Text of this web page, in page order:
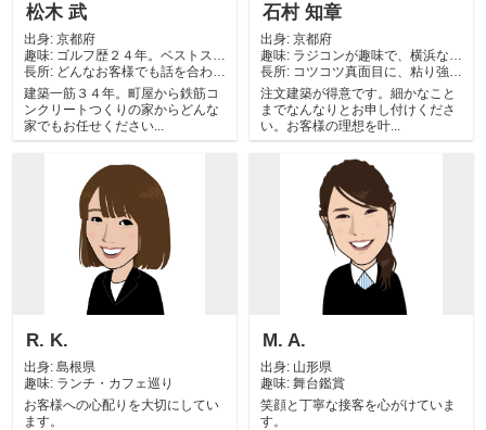
松木 武
出身: 京都府
趣味: ゴルフ歴２４年。ベストスコ
ア８２！！ 最...
長所: どんなお客様でも話を合わせ
て粘り強く誠実...
建築一筋３４年。町屋から鉄筋コ
ンクリートつくりの家からどんな
家でもお任せください...
石村 知章
出身: 京都府
趣味: ラジコンが趣味で、横浜など
試合の為に遠征...
長所: コツコツ真面目に、粘り強く
頑張る性格が、...
注文建築が得意です。細かなこと
までなんなりとお申し付けくださ
い。お客様の理想を叶...
R. K.
出身: 島根県
趣味: ランチ・カフェ巡り
お客様への心配りを大切にしてい
ます。
M. A.
出身: 山形県
趣味: 舞台鑑賞
笑顔と丁寧な接客を心がけていま
す。